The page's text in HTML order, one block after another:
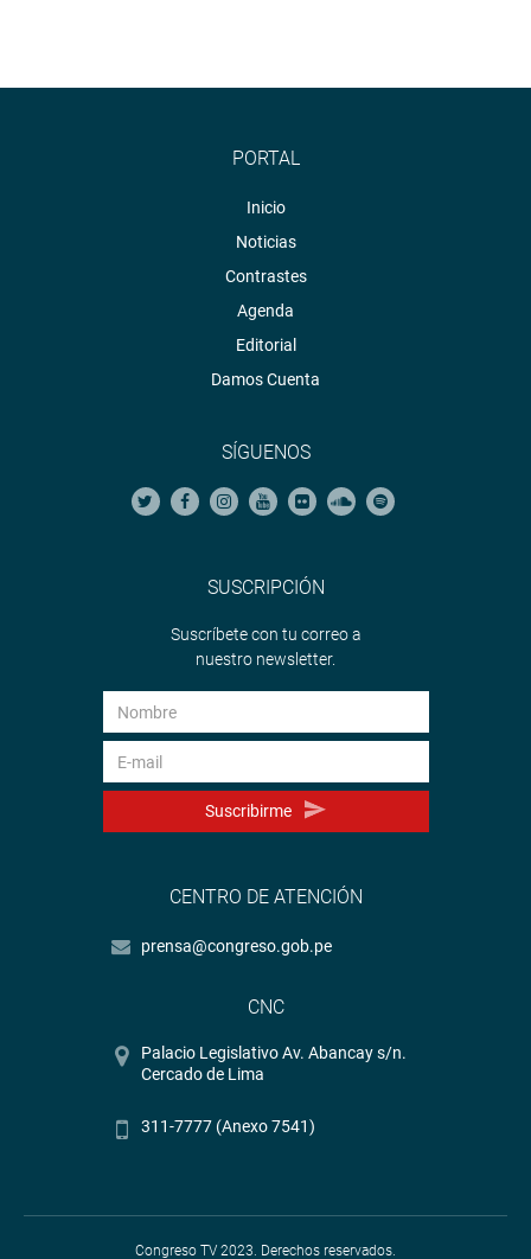
PORTAL
Inicio
Noticias
Contrastes
Agenda
Editorial
Damos Cuenta
SÍGUENOS
SUSCRIPCIÓN
Suscríbete con tu correo a
nuestro newsletter.
Suscribirme
CENTRO DE ATENCIÓN
prensa@congreso.gob.pe
CNC
Palacio Legislativo Av. Abancay s/n.
Cercado de Lima
311-7777 (Anexo 7541)
Congreso TV 2023. Derechos reservados.